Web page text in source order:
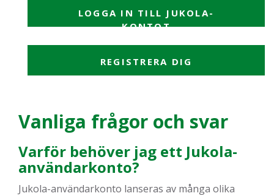
LOGGA IN TILL JUKOLA-
KONTOT
REGISTRERA DIG
Vanliga frågor och svar
Varför behöver jag ett Jukola-
användarkonto?
Jukola-användarkonto lanseras av många olika